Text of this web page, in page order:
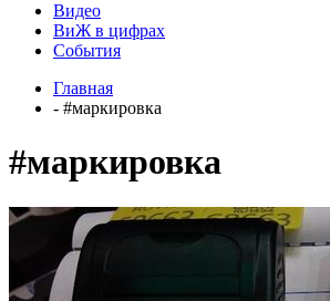
Видео
ВиЖ в цифрах
События
Главная
- #маркировка
#маркировка